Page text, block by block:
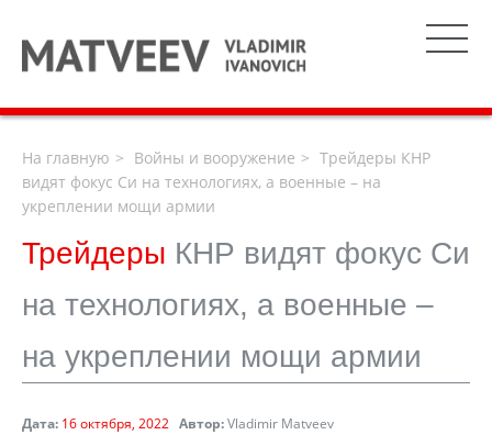
На главную Войны и вооружение
Трейдеры КНР
видят фокус Си на технологиях, а военные – на
укреплении мощи армии
Трейдеры КНР видят фокус Си
на технологиях, а военные –
на укреплении мощи армии
Дата: 16 октября, 2022 Автор:Vladimir Matveev